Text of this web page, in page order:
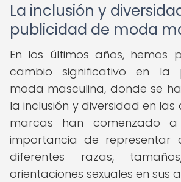
La inclusión y
publicidad de moda
En los últimos años, hemos
cambio significativo en la
moda masculina, donde se
la inclusión y diversidad en las
marcas han comenzado
importancia de representar
diferentes razas,
orientaciones sexuales en sus